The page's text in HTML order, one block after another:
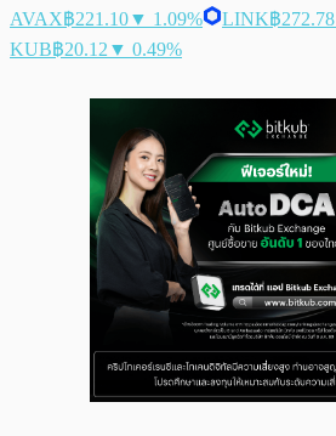
AVAX฿221.10▼ 1.09% LINK฿272.78
KUB฿20.12 ▼ 0.49%